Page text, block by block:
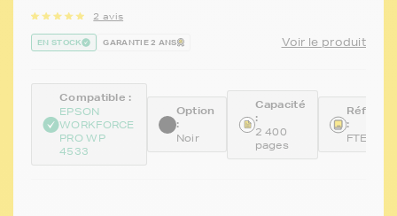
2 avis
EN STOCK GARANTIE 2 ANS Voir le produit
Compatible :
EPSON
WORKFORCE
PRO WP
4533
Option
:
Noir
Capacité
:
2 400
pages
: